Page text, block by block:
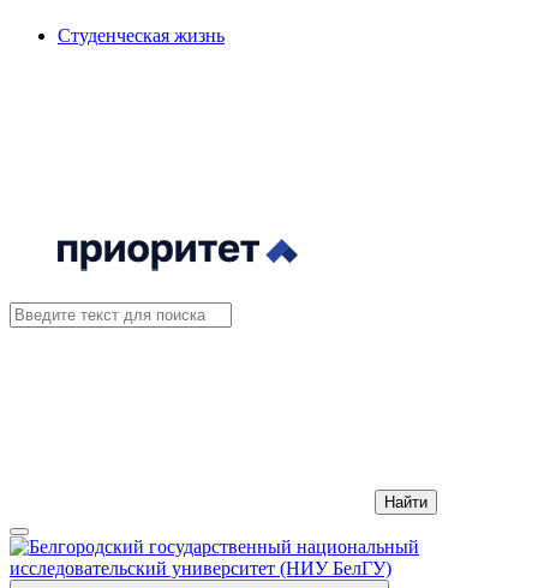
Студенческая жизнь
Найти